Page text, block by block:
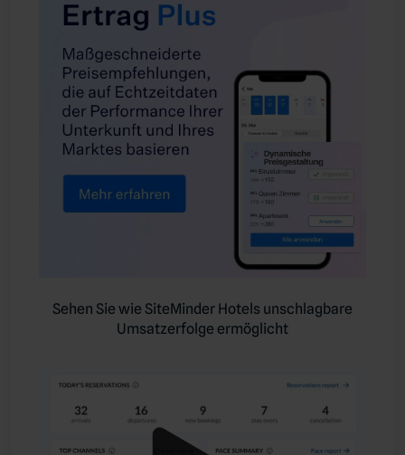
Sehen Sie wie SiteMinder Hotels unschlagbare
Umsatzerfolge ermöglicht